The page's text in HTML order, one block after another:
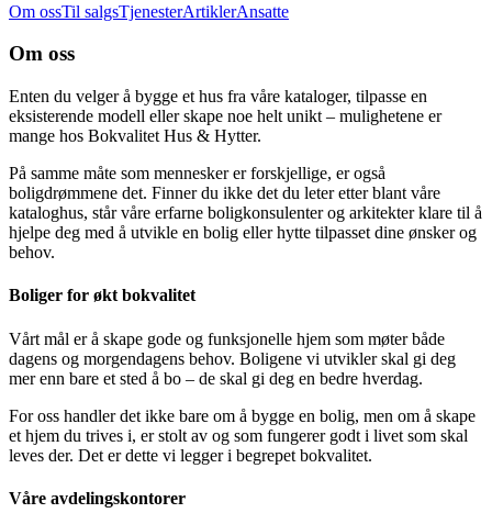
Om ossTil salgsTjenesterArtiklerAnsatte
Om oss
Enten du velger å bygge et hus fra våre kataloger, tilpasse en
eksisterende modell eller skape noe helt unikt – mulighetene er
mange hos Bokvalitet Hus & Hytter.
På samme måte som mennesker er forskjellige, er også
boligdrømmene det. Finner du ikke det du leter etter blant våre
kataloghus, står våre erfarne boligkonsulenter og arkitekter klare til å
hjelpe deg med å utvikle en bolig eller hytte tilpasset dine ønsker og
behov.
Boliger for økt bokvalitet
Vårt mål er å skape gode og funksjonelle hjem som møter både
dagens og morgendagens behov. Boligene vi utvikler skal gi deg
mer enn bare et sted å bo – de skal gi deg en bedre hverdag.
For oss handler det ikke bare om å bygge en bolig, men om å skape
et hjem du trives i, er stolt av og som fungerer godt i livet som skal
leves der. Det er dette vi legger i begrepet bokvalitet.
Våre avdelingskontorer